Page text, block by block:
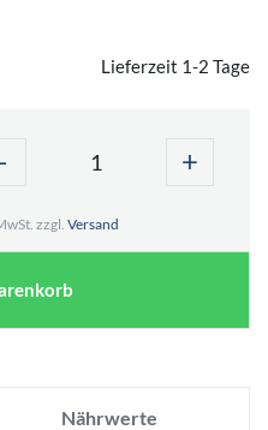
Lieferzeit 1-2 Tage
- +
zzgl. Versand
Nährwerte